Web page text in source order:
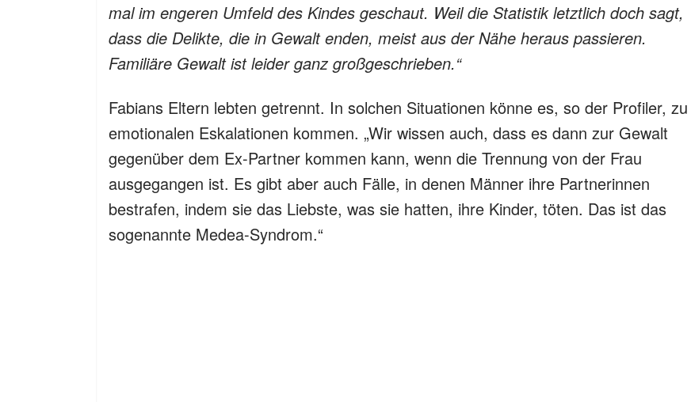
mal im engeren Umfeld des Kindes geschaut. Weil die Statistik letztlich doch sagt,
dass die Delikte, die in Gewalt enden, meist aus der Nähe heraus passieren.
Familiäre Gewalt ist leider ganz großgeschrieben.“
Fabians Eltern lebten getrennt. In solchen Situationen könne es, so der Profiler, zu
emotionalen Eskalationen kommen. „Wir wissen auch, dass es dann zur Gewalt
gegenüber dem Ex-Partner kommen kann, wenn die Trennung von der Frau
ausgegangen ist. Es gibt aber auch Fälle, in denen Männer ihre Partnerinnen
bestrafen, indem sie das Liebste, was sie hatten, ihre Kinder, töten. Das ist das
sogenannte Medea-Syndrom.“